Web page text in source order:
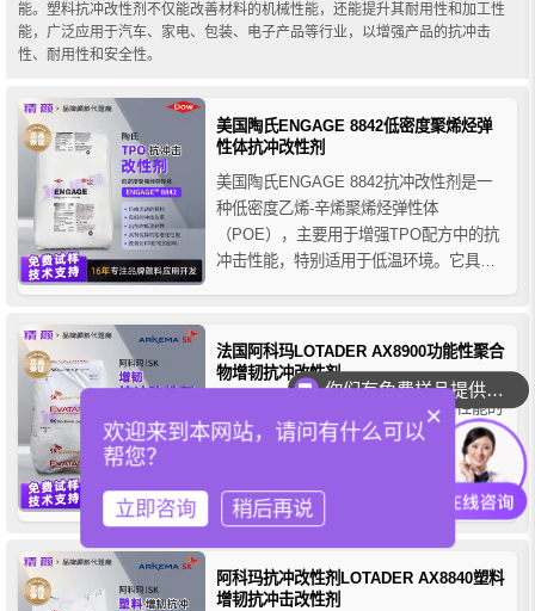
能。塑料抗冲改性剂不仅能改善材料的机械性能，还能提升其耐用性和加工性
能，广泛应用于汽车、家电、包装、电子产品等行业，以增强产品的抗冲击
性、耐用性和安全性。
美国陶氏ENGAGE 8842低密度聚烯烃弹
性体抗冲改性剂
美国陶氏ENGAGE 8842抗冲改性剂是一
种低密度乙烯-辛烯聚烯烃弹性体
（POE），主要用于增强TPO配方中的抗
冲击性能，特别适用于低温环境。它具有
消费品中。
法国阿科玛LOTADER AX8900功能性聚合
物增韧抗冲改性剂
阿科玛LOTADER AX8900是一种高性能的
功能性聚合物增韧剂-抗冲改性剂，由乙烯-
丙烯酸甲酯-甲基丙烯酸缩水甘油酯三元共
聚而成。LOTADER AX8900可作为共挤粘
合剂、抗冲改性剂、增容剂和耦合剂等，
在提高工程热塑性塑料的冲击强度、改善
多层结构的附着力方面表现出色。
阿科玛抗冲改性剂LOTADER AX8840塑料
增韧抗冲击改性剂
你们有免费样品提供吗？
×
欢迎来到本网站，请问有什么可以
帮您？
立即咨询 稍后再说